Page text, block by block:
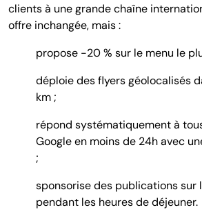
clients à une grande chaîne
offre inchangée, mais :
propose -20 % sur le menu le
déploie des flyers géolocalisés
km ;
répond systématiquement à
Google en moins de 24h avec
;
sponsorise des publications sur
pendant les heures de déjeuner.